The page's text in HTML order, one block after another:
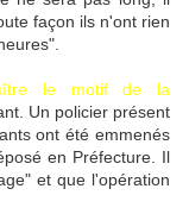
façon ils n'ont rien
le motif de la
Un policier présent
ont été emmenés
en Préfecture. Il
et que l'opération